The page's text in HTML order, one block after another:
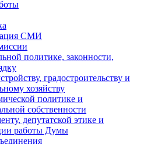
СМИ
политике, законности,
градостроительству и
хозяйству
политике и
собственности
депутатской этике и
работы Думы